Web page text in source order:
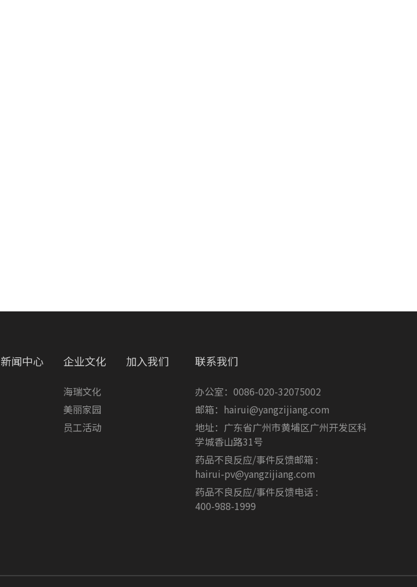
新闻中心 企业文化
海瑞文化
美丽家园
员工活动
加入我们 联系我们
办公室：0086-020-32075002
邮箱：hairui@yangzijiang.com
地址：广东省广州市黄埔区广州开发区科
学城香山路31号
药品不良反应/事件反馈邮箱 :
hairui-pv@yangzijiang.com
药品不良反应/事件反馈电话 :
400-988-1999